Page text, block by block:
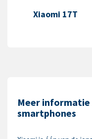
Xiaomi 17T
Meer informatie
smartphones